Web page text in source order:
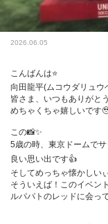
2026.06.05
こんばんは⭐️
向田龍平(ムコウダリュウ
皆さま、いつもありがと
めちゃくちゃ嬉しいです
この📸✨
5歳の時、東京ドームで
良い思い出です👍
そしてめっちゃ懐かしい
そういえば！このイベン
ルパパトのレッドに会っ